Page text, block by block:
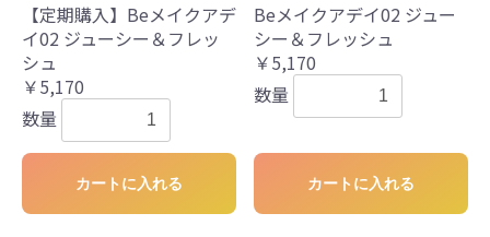
【定期購入】Beメイクアデ
イ02 ジューシー＆フレッ
シュ
￥5,170
数量
カートに入れる
Beメイクアデイ02 ジュー
シー＆フレッシュ
￥5,170
数量
カートに入れる